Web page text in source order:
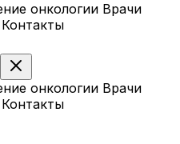
онкологии Врачи
Контакты
онкологии Врачи
Контакты